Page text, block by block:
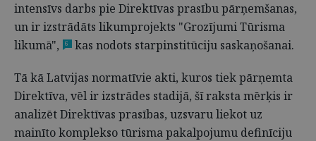
intensīvs darbs pie Direktīvas prasību pārņemšanas,
un ir izstrādāts likumprojekts "Grozījumi Tūrisma
likumā",
6 kas nodots starpinstitūciju saskaņošanai.
Tā kā Latvijas normatīvie akti, kuros tiek pārņemta
Direktīva, vēl ir izstrādes stadijā, šī raksta mērķis ir
analizēt Direktīvas prasības, uzsvaru liekot uz
mainīto komplekso tūrisma pakalpojumu definīciju